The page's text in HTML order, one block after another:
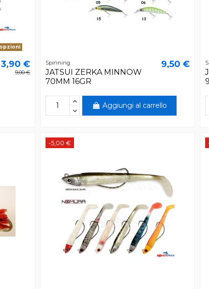
3,90 €
9,00 €
Spinning
JATSUI ZERKA MINNOW
70MM 16GR
9,50 €
Aggiungi al carrello
-5,00 €